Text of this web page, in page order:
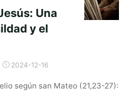
Una
y el
2024-12-16
según san Mateo (21,23-27):